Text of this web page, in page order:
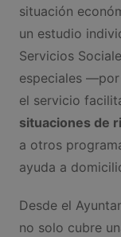
situación
un estudio
Servicios
especiales
el servicio
situaciones de
a otros
ayuda a
Desde el
no solo cubre